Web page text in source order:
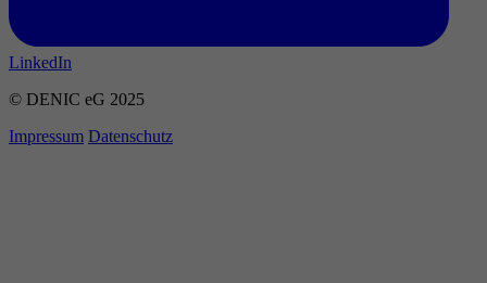
LinkedIn
© DENIC eG 2025
Impressum Datenschutz